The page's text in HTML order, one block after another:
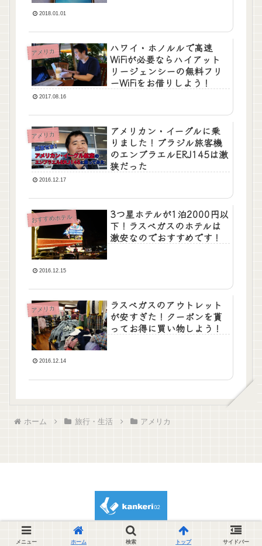
2018.01.01
アメリカ
ハワイ・ホノルルで高速
WiFiが必要ならハイアット
リージェンシーの無料フリ
ーWiFiをお借りしよう！
2017.08.16
アメリカ
アメリカン・イーグルに乗
りました！ブラジル旅客機
のエンブラエルERJ145は激
狭だった
2016.12.17
おすすめホテル
3つ星ホテルが1泊2000円以
下！ラスベガスのホテルは
激安なのでおすすめです！
2016.12.15
アメリカ
ラスベガスのアウトレット
が安すぎた！クーポンを貰
ってお得に買い物しよう！
2016.12.14
ホーム 旅行・生活 アメリカ
© 2012 kankeri02.
メニュー ホーム 検索 トップ サイドバー